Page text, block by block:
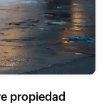
propiedad